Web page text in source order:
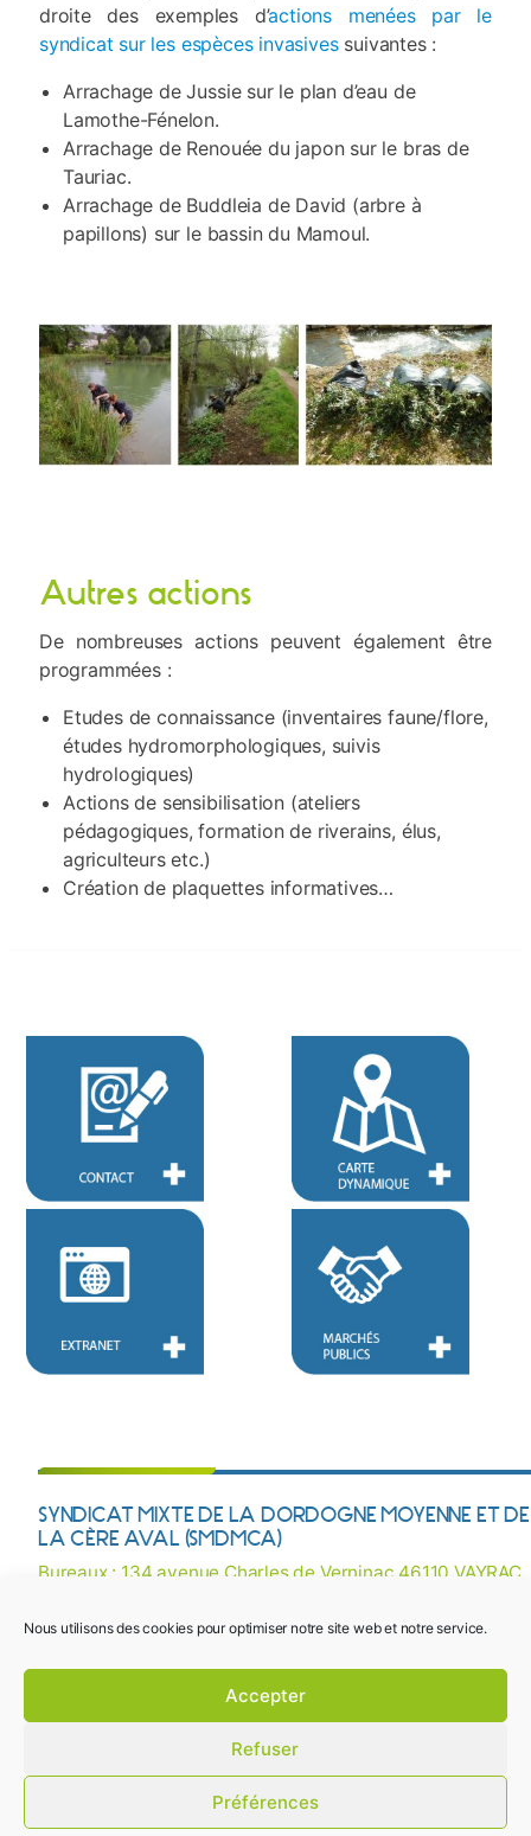
Nous utilisons des cookies pour optimiser notre site web et notre service.
Accepter
Refuser
Préférences
droite des exemples d’actions menées par le
syndicat sur les espèces invasivessuivantes :
Arrachage de Jussie sur le plan d’eau de
Lamothe-Fénelon.
Arrachage de Renouée du japon sur le bras de
Tauriac.
Arrachage de Buddleia de David (arbre à
papillons) sur le bassin du Mamoul.
Autres actions
De nombreuses actions peuvent également être
programmées :
Etudes de connaissance (inventaires faune/flore,
études hydromorphologiques, suivis
hydrologiques)
Actions de sensibilisation (ateliers
pédagogiques, formation de riverains, élus,
agriculteurs etc.)
Création de plaquettes informatives…
SYNDICAT MIXTE DE LA DORDOGNE MOYENNE ET DE
LA CÈRE AVAL (SMDMCA)
Bureaux : 134 avenue Charles de Verninac 46110 VAYRAC
Mentions légales
Une question ? Besoin d’une information ? Contactez-
nous !
Crédits photos
Développement Vincent Marcel